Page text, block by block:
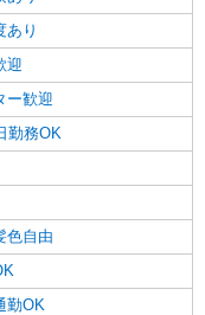
あり
迎
ー歓迎
勤務OK
色自由
勤OK